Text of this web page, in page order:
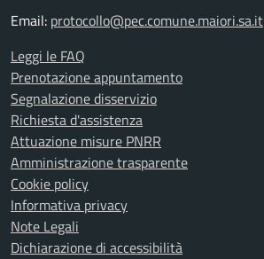
Email: protocollo@pec.comune.maiori.sa.it
Leggi le FAQ
Prenotazione appuntamento
Segnalazione disservizio
Richiesta d'assistenza
Attuazione misure PNRR
Amministrazione trasparente
Cookie policy
Informativa privacy
Note Legali
Dichiarazione di accessibilità